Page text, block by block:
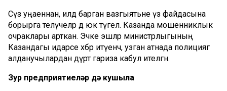
Сүз уңаеннан, илдә барган вазгыятьне үз файдасына
борырга теләүчеләр дә юк түгел. Казанда мошенниклык
очраклары арткан. Эчке эшләр министрлыгының
Казандагы идарәсе хәбәр итүенчә, узган атнада полициягә
алданучылардан дүрт гариза кабул ителгән.
Зур предприятиеләр дә кушыла